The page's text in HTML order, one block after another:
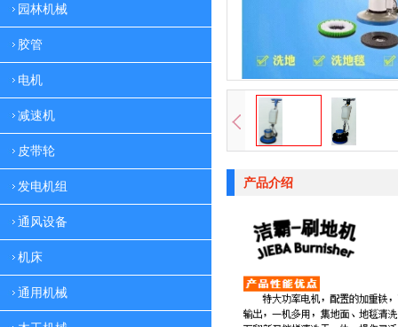
园林机械
胶管
电机
减速机
皮带轮
发电机组
通风设备
机床
通用机械
产品介绍